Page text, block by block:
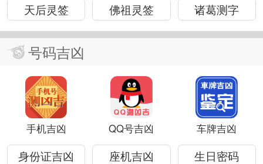
天后灵签
佛祖灵签 诸葛测字
号码吉凶
手机吉凶 QQ号吉凶 车牌吉凶
身份证吉凶 座机吉凶 生日密码